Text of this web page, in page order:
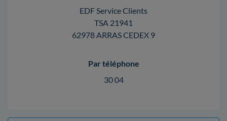
EDF Service Clients
TSA 21941
62978 ARRAS CEDEX 9
Par téléphone
30 04